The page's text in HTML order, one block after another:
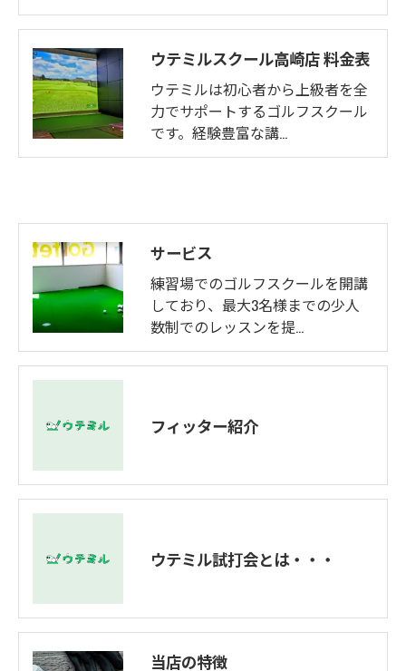
ウテミルスクール高崎店 料金表
ウテミルは初心者から上級者を全
力でサポートするゴルフスクール
です。経験豊富な講…
サービス
練習場でのゴルフスクールを開講
しており、最大3名様までの少人
数制でのレッスンを提…
フィッター紹介
ウテミル試打会とは・・・
当店の特徴